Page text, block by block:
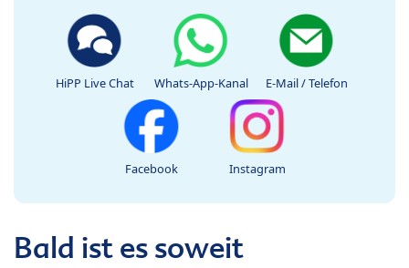
HiPP Live Chat Whats-App-Kanal E-Mail / Telefon
Facebook Instagram
Bald ist es soweit